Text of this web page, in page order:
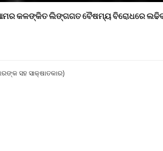
ଆମର କଳଙ୍କିତ ଲିଙ୍ଗଗତ ବୈଷମ୍ୟ ବିରୋଧରେ
ସହ ସାକ୍ଷାତକାର)